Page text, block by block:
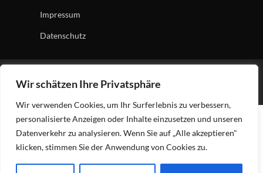
Wir schätzen Ihre Privatsphäre
Wir verwenden Cookies, um Ihr Surferlebnis zu verbessern,
personalisierte Anzeigen oder Inhalte einzusetzen und unseren
Datenverkehr zu analysieren. Wenn Sie auf „Alle akzeptieren"
klicken, stimmen Sie der Anwendung von Cookies zu.
Impressum
Datenschutz
| Powered byWordPress.